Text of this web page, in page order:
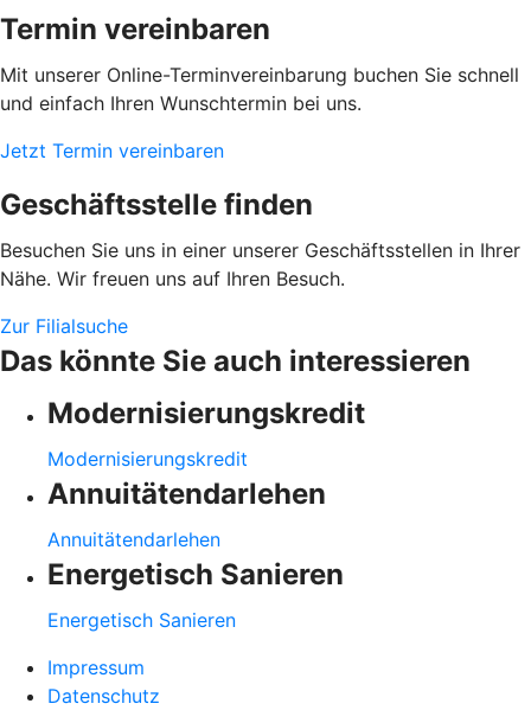
Termin vereinbaren
Mit unserer Online-Terminvereinbarung buchen Sie schnell
und einfach Ihren Wunschtermin bei uns.
Jetzt Termin vereinbaren
Geschäftsstelle finden
Besuchen Sie uns in einer unserer Geschäftsstellen in Ihrer
Nähe. Wir freuen uns auf Ihren Besuch.
Zur Filialsuche
Das könnte Sie auch interessieren
Modernisierungskredit
Modernisierungskredit
Annuitätendarlehen
Annuitätendarlehen
Energetisch Sanieren
Energetisch Sanieren
Impressum
Datenschutz